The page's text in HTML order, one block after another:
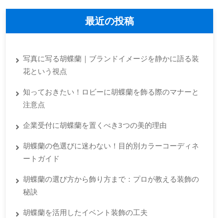
最近の投稿
写真に写る胡蝶蘭｜ブランドイメージを静かに語る装
花という視点
知っておきたい！ロビーに胡蝶蘭を飾る際のマナーと
注意点
企業受付に胡蝶蘭を置くべき3つの美的理由
胡蝶蘭の色選びに迷わない！目的別カラーコーディネ
ートガイド
胡蝶蘭の選び方から飾り方まで：プロが教える装飾の
秘訣
胡蝶蘭を活用したイベント装飾の工夫